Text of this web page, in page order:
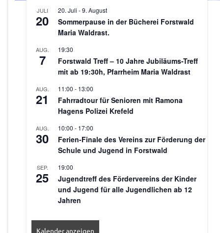
JULI
20
20. Juli -9. August
Sommerpause in der Bücherei Forstwald
Maria Waldrast.
AUG.
7
19:30
Forstwald Treff – 10 Jahre Jubiläums-Treff
mit ab 19:30h, Pfarrheim Maria Waldrast
AUG.
21
11:00 - 13:00
Fahrradtour für Senioren mit Ramona
Hagens Polizei Krefeld
AUG.
30
10:00 - 17:00
Ferien-Finale des Vereins zur Förderung der
Schule und Jugend in Forstwald
SEP.
25
19:00
Jugendtreff des Fördervereins der Kinder
und Jugend für alle Jugendlichen ab 12
Jahren
Kalender anzeigen